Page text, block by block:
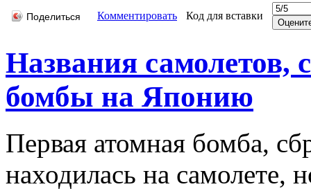
Поделиться Комментировать Код для вставки
Названия самолетов,
бомбы на Японию
Первая атомная бомба,
находилась на самолете,